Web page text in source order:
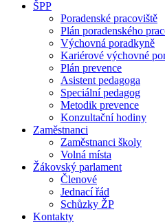
ŠPP
Poradenské pracoviště
Plán poradenského
Výchovná poradkyně
Kariérové výchovné
Plán prevence
Asistent pedagoga
Speciální pedagog
Metodik prevence
Konzultační hodiny
Zaměstnanci
Zaměstnanci školy
Volná místa
Žákovský parlament
Členové
Jednací řád
Schůzky ŽP
Kontakty